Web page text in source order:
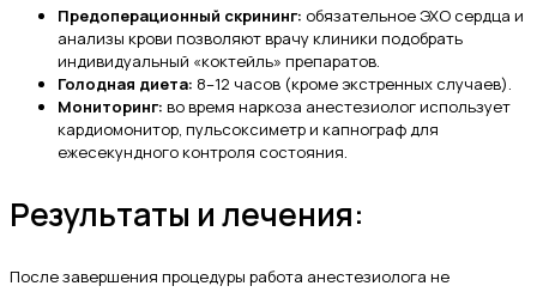
Предоперационный скрининг: обязательное ЭХО сердца и
анализы крови позволяют врачу клиники подобрать
индивидуальный «коктейль» препаратов.
Голодная диета: 8–12 часов (кроме экстренных случаев).
Мониторинг: во время наркоза анестезиолог использует
кардиомонитор, пульсоксиметр и капнограф для
ежесекундного контроля состояния.
Результаты и лечения:
После завершения процедуры работа анестезиолога не